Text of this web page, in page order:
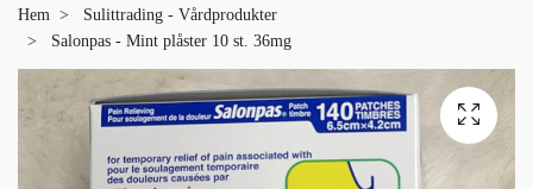
Hem
Sulittrading - Vårdprodukter
Salonpas - Mint plåster 10 st. 36mg